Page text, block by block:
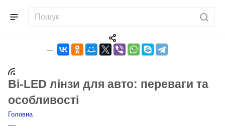
Bi-LED лінзи для авто: переваги та
особливості
Головна
—